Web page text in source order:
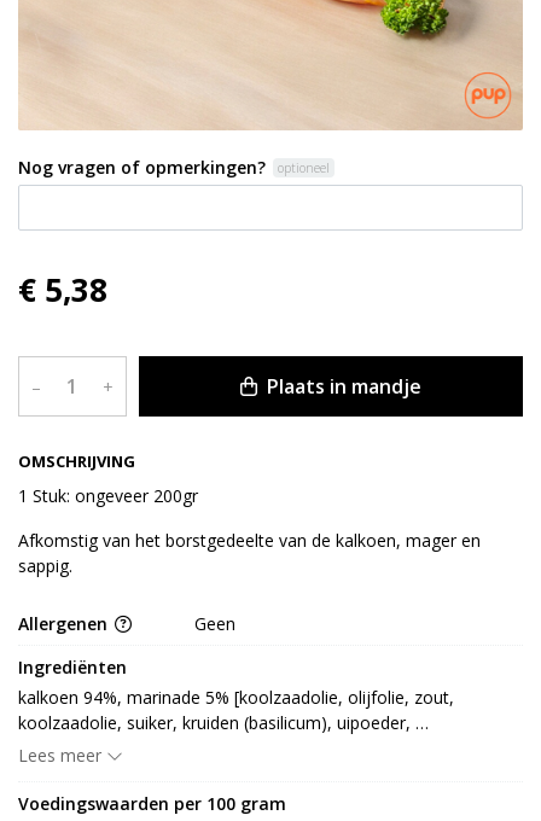
OMSCHRIJVING
1 Stuk: ongeveer 200gr
Afkomstig van het borstgedeelte van de kalkoen, mager en
sappig.
Nog vragen of opmerkingen? optioneel
€ 5,38
– + Plaats in mandje
Allergenen
Geen
Ingrediënten
kalkoen 94%, marinade 5% [koolzaadolie, olijfolie, zout,
koolzaadolie, suiker, kruiden (basilicum), uipoeder,
gehydrolyseerd plantaardig eiwit, gedroogd knoflook,
Lees meer
Voedingswaarden per 100 gram